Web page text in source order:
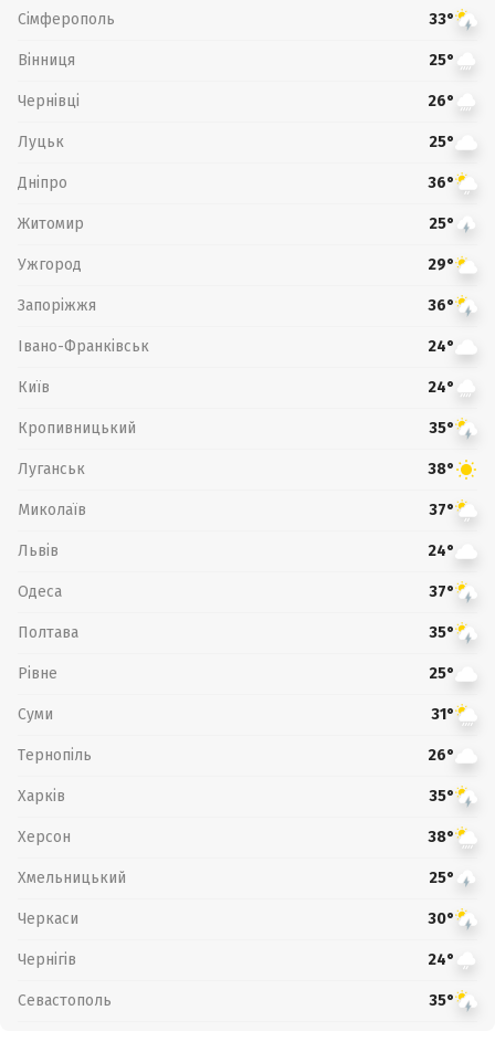
Сімферополь 33°
Вінниця 25°
Чернівці 26°
Луцьк 25°
Дніпро 36°
Житомир 25°
Ужгород 29°
Запоріжжя 36°
Івано-Франківськ 24°
Київ 24°
Кропивницький 35°
Луганськ 38°
Миколаїв 37°
Львів 24°
Одеса 37°
Полтава 35°
Рівне 25°
Суми 31°
Тернопіль 26°
Харків 35°
Херсон 38°
Хмельницький 25°
Черкаси 30°
Чернігів 24°
Севастополь 35°